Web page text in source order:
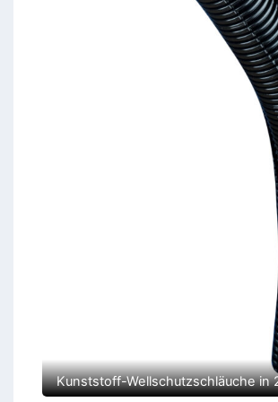
Kunststoff-Wellschutzschläuche in